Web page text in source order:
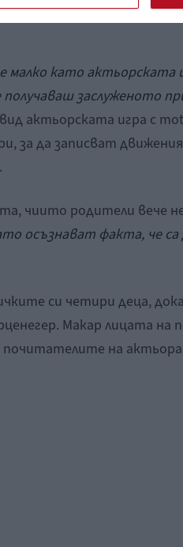
малко като актьорската
заслуженото
актьорската игра с
за да записват
чиито родители вече
осъзнават факта, че са
си четири деца,
Макар лицата на
почитателите на